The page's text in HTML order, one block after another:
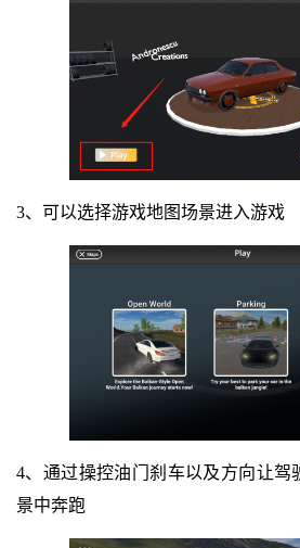
3、可以选择游戏地图场景进入游戏
4、通过操控油门刹车以及方向让驾
景中奔跑